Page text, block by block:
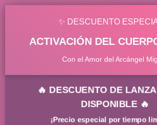
✨ DESCUENTO
ACTIVACIÓN DEL
Con el Amor del Arcángel
🔥 DESCUENTO DE
DISPONIBLE 🔥
¡Precio especial por tiempo